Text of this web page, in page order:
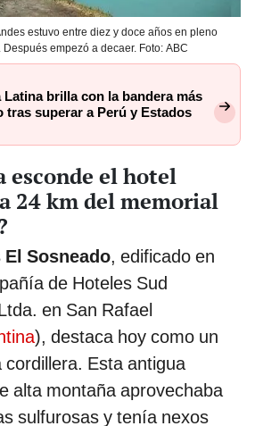
estuvo entre diez y doce años en pleno
empezó a decaer. Foto: ABC
brilla con la bandera más
tras superar a Perú y Estados
esconde el hotel
24 km del memorial
El Sosneado, edificado en
de Hoteles Sud
en San Rafael
), destaca hoy como un
cordillera. Esta antigua
alta montaña aprovechaba
sulfurosas y tenía nexos